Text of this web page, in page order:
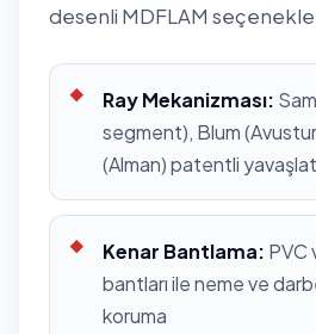
desenli MDFLAM
Ray Mekanizması:
segment), Blum
(Alman) patentli
Kenar Bantlama: PVC
bantları ile neme ve
koruma